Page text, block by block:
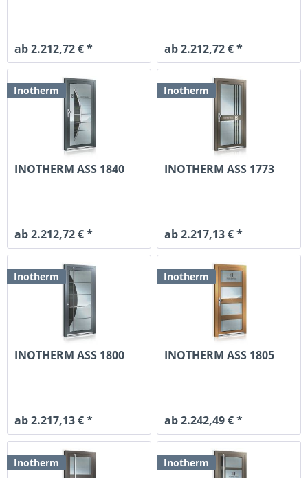
ab 2.212,72 € * ab 2.212,72 € *
Inotherm
INOTHERM ASS 1840
ab 2.212,72 € *
Inotherm
INOTHERM ASS 1773
ab 2.217,13 € *
Inotherm
INOTHERM ASS 1800
ab 2.217,13 € *
Inotherm
INOTHERM ASS 1805
ab 2.242,49 € *
Inotherm Inotherm